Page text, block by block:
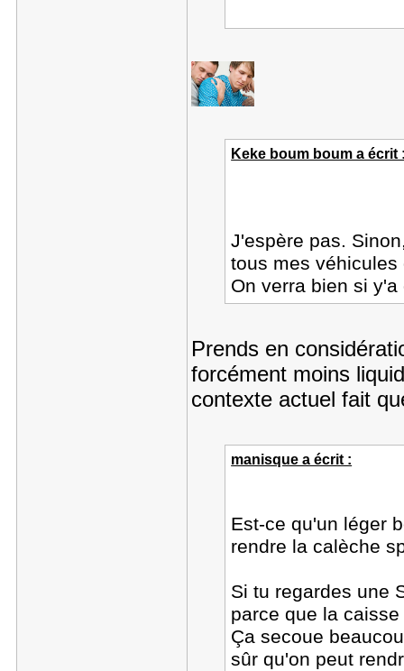
Keke boum boum a écrit
J'espère pas.
tous mes
On verra bien si
Prends en
forcément moins
contexte actuel fait
manisque a écrit :
Est-ce qu'un léger
rendre la calèche
Si tu regardes une
parce que la
Ça secoue
sûr qu'on peut